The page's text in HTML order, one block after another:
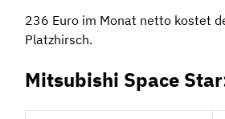
236 Euro im Monat netto kostet
Platzhirsch.
Mitsubishi Space